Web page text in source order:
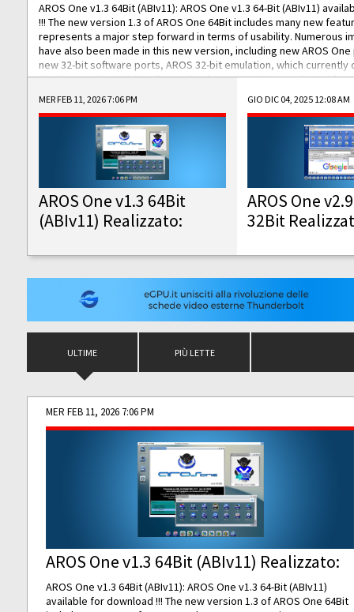
AROS One v1.3 64Bit (ABIv11): AROS One v1.3 64-Bit (ABIv11)
!!! The new version 1.3 of AROS One 64Bit includes many new
represents a major step forward in terms of usability. Numerous
have also been made in this new version, including new AROS
new 32-bit software ports, AROS 32-bit emulation, which
the best native 32-bit Hollywood software, DOSBox emulators for
DOS software, and Amiberry, which will allow you to emulate
AROS 68k models. AROS One v1.3 64-Bit-v11 ISO/IMG/: Download
Improved...
MER FEB 11, 2026 7:06 PM
AROS One v1.3 64Bit
(ABIv11) Realizzato:
GIO DIC 04, 2025 12:08 AM
AROS One
32Bit
ULTIME PIÙ LETTE
MER FEB 11, 2026 7:06 PM
AROS One v1.3 64Bit (ABIv11) Realizzato:
AROS One v1.3 64Bit (ABIv11): AROS One v1.3 64-Bit (ABIv11)
available for download !!! The new version 1.3 of AROS One 64Bit